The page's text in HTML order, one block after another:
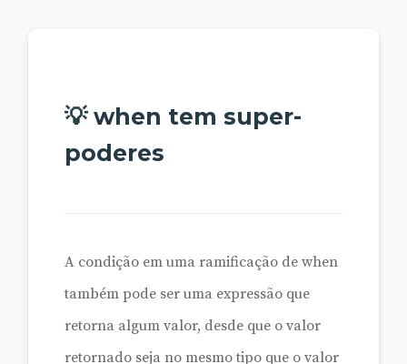
💡 when tem super-
poderes
A condição em uma ramificação de when
também pode ser uma expressão que
retorna algum valor, desde que o valor
retornado seja no mesmo tipo que o valor